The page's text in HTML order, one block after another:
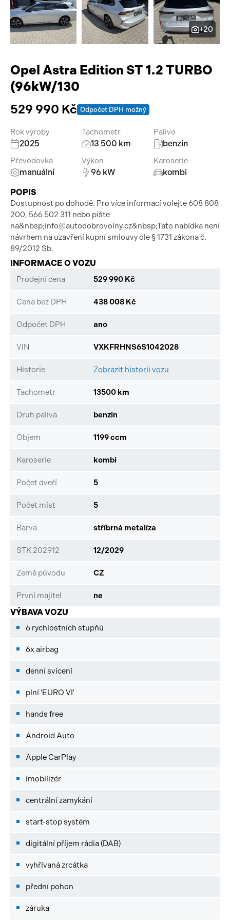
Pracovní stroje
Náhradní díly
Příslušenství
Auto a život
Videa
+20
Opel Astra Edition ST 1.2 TURBO
(96kW/130
529 990 Kč Odpočet DPH možný
Rok výroby
2025
Tachometr
13 500 km
Palivo
benzin
Převodovka
manuální
Výkon
96 kW
Karoserie
kombi
POPIS
Dostupnost po dohodě. Pro více informací volejte 608 808
200, 566 502 311 nebo pište
na&nbsp;info@autodobrovolny.cz&nbsp;Tato nabídka není
návrhem na uzavření kupní smlouvy dle § 1731 zákona č.
89/2012 Sb.
INFORMACE O VOZU
Prodejní cena 529 990 Kč
Cena bez DPH 438 008 Kč
Odpočet DPH ano
VIN VXKFRHNS6S1042028
Historie Zobrazit historii vozu
Tachometr 13500 km
Druh paliva benzin
Objem 1199 ccm
Karoserie kombi
Počet dveří 5
Počet míst 5
Barva stříbrná metalíza
STK 202912 12/2029
Země původu CZ
První majitel ne
VÝBAVA VOZU
6 rychlostních stupňů
6x airbag
denní svícení
plní 'EURO VI'
hands free
Android Auto
Apple CarPlay
imobilizér
centrální zamykání
start-stop systém
digitální příjem rádia (DAB)
vyhřívaná zrcátka
přední pohon
záruka